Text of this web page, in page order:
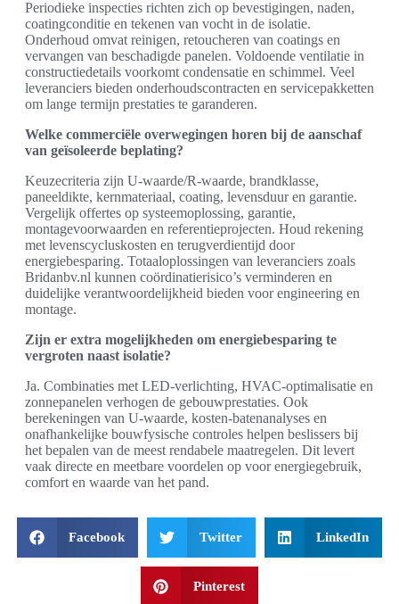
Periodieke inspecties richten zich op bevestigingen, naden,
coatingconditie en tekenen van vocht in de isolatie.
Onderhoud omvat reinigen, retoucheren van coatings en
vervangen van beschadigde panelen. Voldoende ventilatie in
constructiedetails voorkomt condensatie en schimmel. Veel
leveranciers bieden onderhoudscontracten en servicepakketten
om lange termijn prestaties te garanderen.
Welke commerciële overwegingen horen bij de aanschaf
van geïsoleerde beplating?
Keuzecriteria zijn U‑waarde/R‑waarde, brandklasse,
paneeldikte, kernmateriaal, coating, levensduur en garantie.
Vergelijk offertes op systeemoplossing, garantie,
montagevoorwaarden en referentieprojecten. Houd rekening
met levenscycluskosten en terugverdientijd door
energiebesparing. Totaaloplossingen van leveranciers zoals
Bridanbv.nl kunnen coördinatierisico’s verminderen en
duidelijke verantwoordelijkheid bieden voor engineering en
montage.
Zijn er extra mogelijkheden om energiebesparing te
vergroten naast isolatie?
Ja. Combinaties met LED‑verlichting, HVAC‑optimalisatie en
zonnepanelen verhogen de gebouwprestaties. Ook
berekeningen van U‑waarde, kosten‑batenanalyses en
onafhankelijke bouwfysische controles helpen beslissers bij
het bepalen van de meest rendabele maatregelen. Dit levert
vaak directe en meetbare voordelen op voor energiegebruik,
comfort en waarde van het pand.
Facebook Twitter LinkedIn
Pinterest